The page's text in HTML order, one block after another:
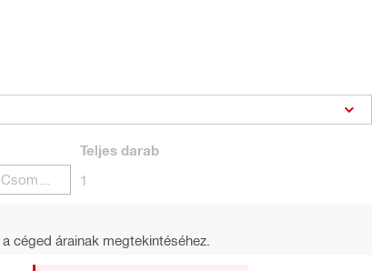
Teljes darab
1
a céged árainak megtekintéséhez.